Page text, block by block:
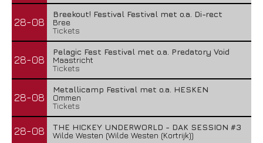
28-08
Breekout! Festival Festival met o.a. Di-rect
Bree
Tickets
28-08
Pelagic Fest Festival met o.a. Predatory Void
Maastricht
Tickets
28-08
Metallicamp Festival met o.a. HESKEN
Ommen
Tickets
28-08
THE HICKEY UNDERWORLD - DAK SESSION #3
Wilde Westen (Wilde Westen (Kortrijk))